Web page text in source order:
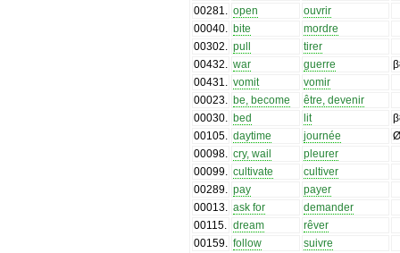
00281. open
ouvrir
00040. bite
mordre
00302. pull
tirer
00432. war guerre
00431. vomit
vomir
00023. be, become
être, devenir
00030. bed lit
00105. daytime journée
00098. cry, wail
pleurer
00099. cultivate
cultiver
00289. pay
payer
00013. ask for
demander
00115. dream
rêver
00159. follow
suivre